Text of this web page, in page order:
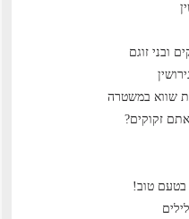
ובני זוגם
שווא במשטרה
זקוקים?
בטעם טוב!